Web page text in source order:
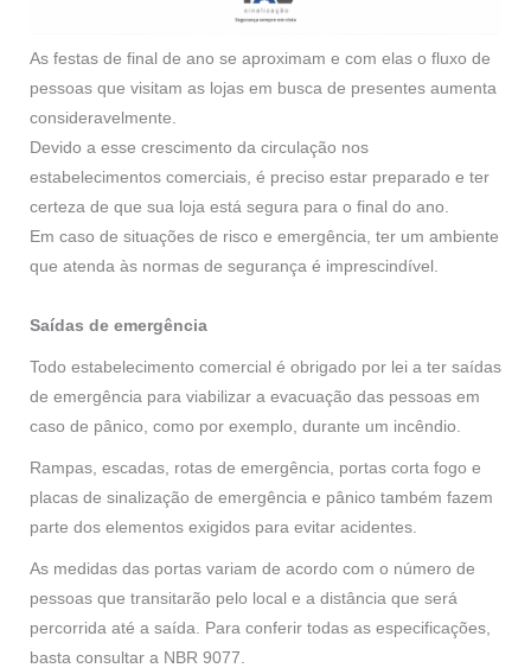
As festas de final de ano se aproximam e com elas o fluxo de
pessoas que visitam as lojas em busca de presentes aumenta
consideravelmente.
Devido a esse crescimento da circulação nos
estabelecimentos comerciais, é preciso estar preparado e ter
certeza de que sua loja está segura para o final do ano.
Em caso de situações de risco e emergência, ter um ambiente
que atenda às normas de segurança é imprescindível.
Saídas de emergência
Todo estabelecimento comercial é obrigado por lei a ter saídas
de emergência para viabilizar a evacuação das pessoas em
caso de pânico, como por exemplo, durante um incêndio.
Rampas, escadas, rotas de emergência, portas corta fogo e
placas de sinalização de emergência e pânico também fazem
parte dos elementos exigidos para evitar acidentes.
As medidas das portas variam de acordo com o número de
pessoas que transitarão pelo local e a distância que será
percorrida até a saída. Para conferir todas as especificações,
basta consultar a NBR 9077.